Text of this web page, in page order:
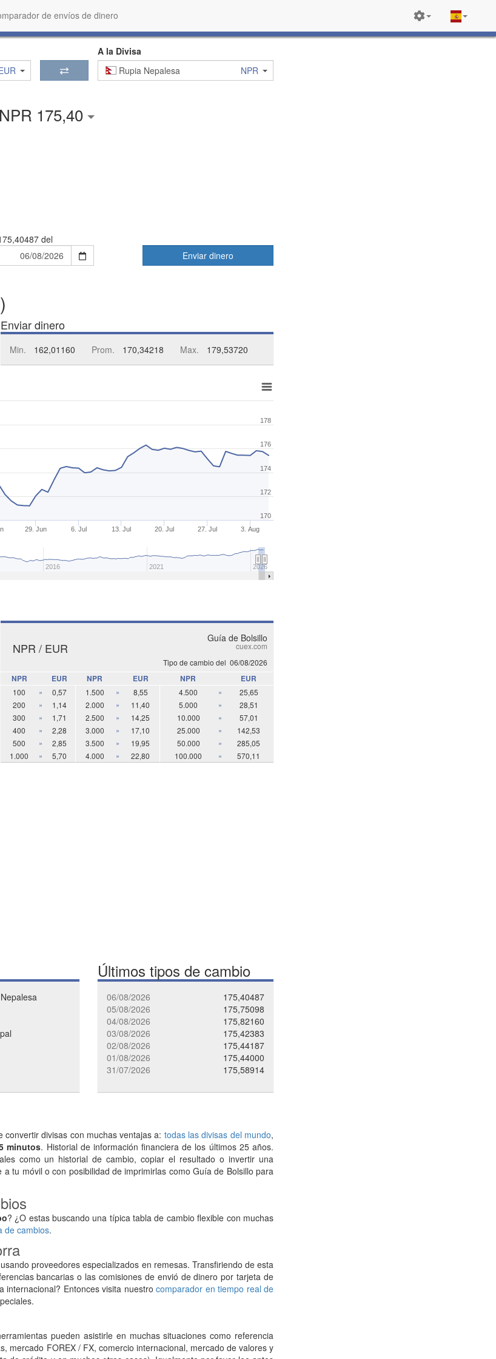
de envíos de dinero
A la Divisa
Rupia Nepalesa
NPR
NPR 175,40
del
Enviar dinero
)
Enviar dinero
Min. 162,01160 Prom. 170,34218 Max. 179,53720
29. Jun 6. Jul 13. Jul 20. Jul 27. Jul 3. Aug
2016 2021 2026
170
172
174
176
178
Guía de Bolsillo
cuex.com
Tipo de cambio del 06/08/2026
NPR / EUR
NPR EUR NPR EUR NPR EUR
100 » 0,57 1.500 » 8,55 4.500 »
25,65
200
» 1,14 2.000 » 11,40 5.000 »
28,51
300
» 1,71 2.500 » 14,25 10.000 »
57,01
400
» 2,28 3.000 » 17,10 25.000 »
142,53
500
» 2,85 3.500 » 19,95 50.000 »
285,05
1.000
» 5,70 4.000 » 22,80 100.000 » 570,11
Últimos tipos de cambio
06/08/2026
175,40487
05/08/2026
175,75098
04/08/2026
175,82160
03/08/2026
175,42383
02/08/2026
175,44187
01/08/2026
175,44000
31/07/2026
175,58914
divisas con muchas ventajas a: todas las divisas del mundo,
minutos. Historial de información financiera de los últimos 25 años.
como un historial de cambio, copiar el resultado o invertir una
tu móvil o con posibilidad de imprimirlas como Guía de Bolsillo para
? ¿O estas buscando una típica tabla de cambio flexible con muchas
de cambios.
proveedores especializados en remesas. Transfiriendo de esta
bancarias o las comisiones de envió de dinero por tarjeta de
Entonces visita nuestro comparador en tiempo real de
pueden asistirle en muchas situaciones como referencia
mercado FOREX / FX, comercio internacional, mercado de valores y